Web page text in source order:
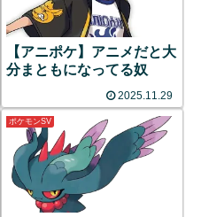
【アニポケ】アニメだと大
分まともになってる奴
2025.11.29
ポケモンSV